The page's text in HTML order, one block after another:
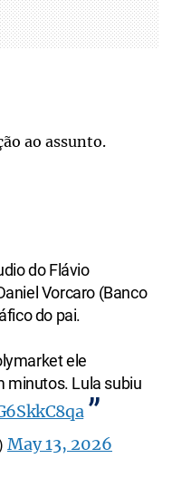
ao assunto.
do Flávio
Vorcaro (Banco
do pai.
ele
minutos. Lula subiu
May 13, 2026